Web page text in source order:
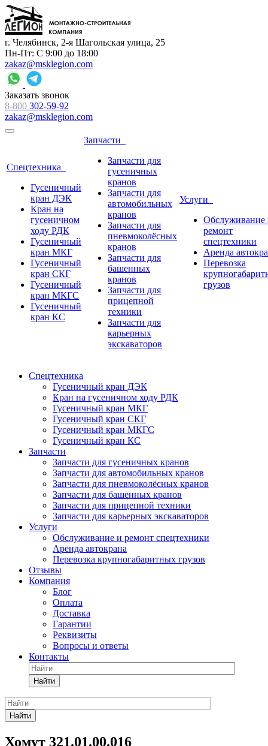
г. Челябинск, 2-я Шагольская улица, 25
Пн-Пт: С 9:00 до 18:00
zakaz@msklegion.com
Заказать звонок
8-800 302-59-92
zakaz@msklegion.com
Спецтехника
Гусеничный
кран ДЭК
Кран на
гусеничном
ходу РДК
Гусеничный
кран МКГ
Гусеничный
кран СКГ
Гусеничный
кран МКГС
Гусеничный
кран КС
Запчасти
Запчасти для
гусеничных
кранов
Запчасти для
автомобильных
кранов
Запчасти для
пневмоколёсных
кранов
Запчасти для
башенных
кранов
Запчасти для
прицепной
техники
Запчасти для
карьерных
экскаваторов
Услуги
Обслуживание
ремонт
спецтехники
Аренда
Перевозка
грузов
Спецтехника
Гусеничный кран ДЭК
Кран на гусеничном ходу РДК
Гусеничный кран МКГ
Гусеничный кран СКГ
Гусеничный кран МКГС
Гусеничный кран КС
Запчасти
Запчасти для гусеничных кранов
Запчасти для автомобильных кранов
Запчасти для пневмоколёсных кранов
Запчасти для башенных кранов
Запчасти для прицепной техники
Запчасти для карьерных экскаваторов
Услуги
Обслуживание и ремонт спецтехники
Аренда автокрана
Перевозка крупногабаритных грузов
Отзывы
Компания
Блог
Оплата
Доставка
Гарантии
Реквизиты
Вопросы и ответы
Контакты
Найти
Найти
Хомут 321.01.00.016